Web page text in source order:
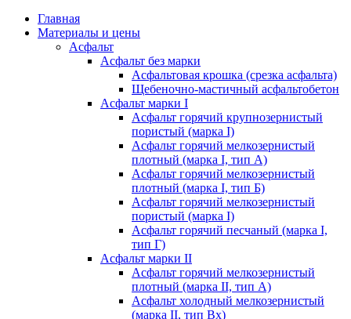
Главная
Материалы и цены
Асфальт
Асфальт без марки
Асфальтовая крошка (срезка асфальта)
Щебеночно-мастичный асфальтобетон
Асфальт марки I
Асфальт горячий крупнозернистый
пористый (марка I)
Асфальт горячий мелкозернистый
плотный (марка I, тип А)
Асфальт горячий мелкозернистый
плотный (марка I, тип Б)
Асфальт горячий мелкозернистый
пористый (марка I)
Асфальт горячий песчаный (марка I,
тип Г)
Асфальт марки II
Асфальт горячий мелкозернистый
плотный (марка II, тип А)
Асфальт холодный мелкозернистый
(марка II, тип Вх)